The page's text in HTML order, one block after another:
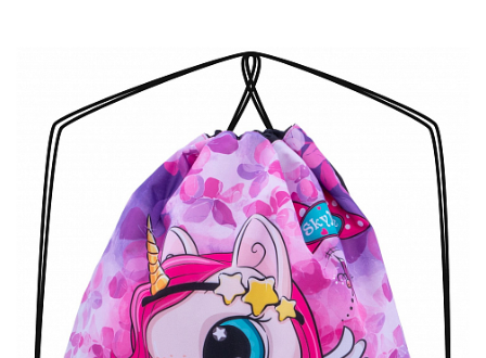
ПЛЯШКИ ДЛЯ ВОДИ
DELUNE
SCHOOL STANDARD
SKYNAME
РОЗПРОДАЖ